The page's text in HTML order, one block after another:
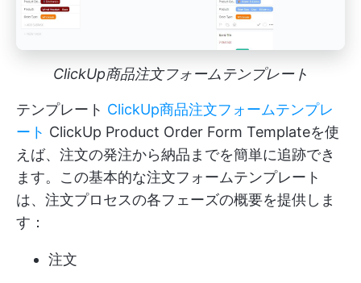
ClickUp商品注文フォームテンプレート
テンプレート ClickUp商品注文フォームテンプレ
ート ClickUp Product Order Form Templateを使
えば、注文の発注から納品までを簡単に追跡でき
ます。この基本的な注文フォームテンプレート
は、注文プロセスの各フェーズの概要を提供しま
す：
注文